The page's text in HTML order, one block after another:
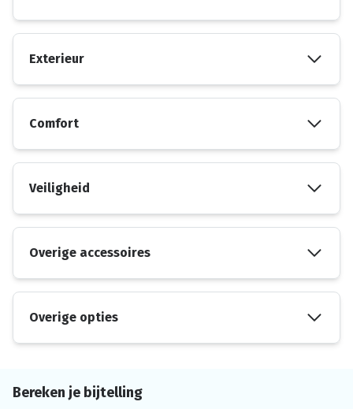
Exterieur
Comfort
Veiligheid
Overige accessoires
Overige opties
Bereken je bijtelling